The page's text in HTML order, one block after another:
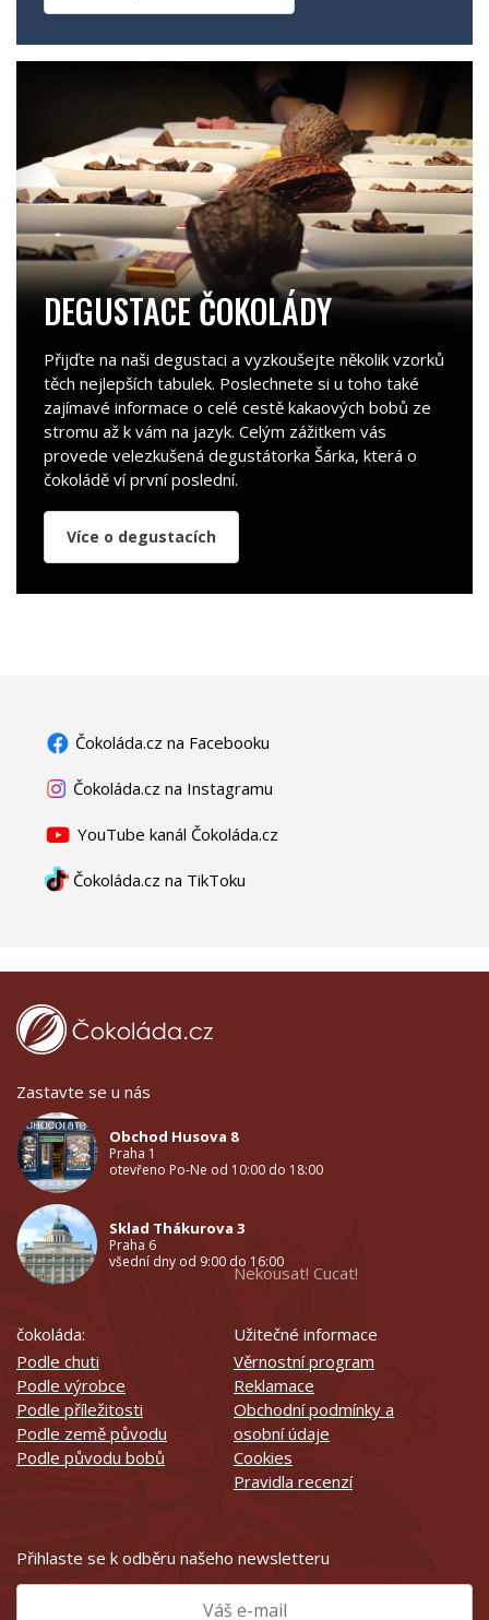
DEGUSTACE ČOKOLÁDY
Přijďte na naši degustaci a vyzkoušejte několik vzorků
těch nejlepších tabulek. Poslechnete si u toho také
zajímavé informace o celé cestě kakaových bobů ze
stromu až k vám na jazyk. Celým zážitkem vás
provede velezkušená degustátorka Šárka, která o
čokoládě ví první poslední.
Více o degustacích
Čokoláda.cz na Facebooku
Čokoláda.cz na Instagramu
YouTube kanál Čokoláda.cz
Čokoláda.cz na TikToku
Zastavte se u nás
Obchod Husova 8
Praha 1
otevřeno Po-Ne od 10:00 do 18:00
Sklad Thákurova 3
Praha 6
všední dny od 9:00 do 16:00
čokoláda:
Podle chuti
Podle výrobce
Podle příležitosti
Podle země původu
Podle původu bobů
Nekousat! Cucat!
Užitečné informace
Věrnostní program
Reklamace
Obchodní podmínky a
osobní údaje
Cookies
Pravidla recenzí
Přihlaste se k odběru našeho newsletteru